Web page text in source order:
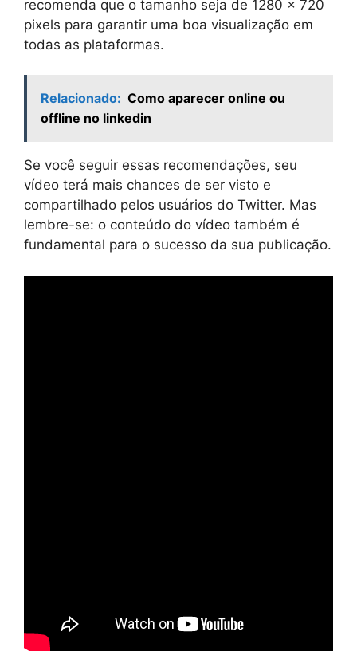
recomenda que o tamanho seja de 1280 x 720
pixels para garantir uma boa visualização em
todas as plataformas.
Relacionado: Como aparecer online ou
offline no linkedin
Se você seguir essas recomendações, seu
vídeo terá mais chances de ser visto e
compartilhado pelos usuários do Twitter. Mas
lembre-se: o conteúdo do vídeo também é
fundamental para o sucesso da sua publicação.